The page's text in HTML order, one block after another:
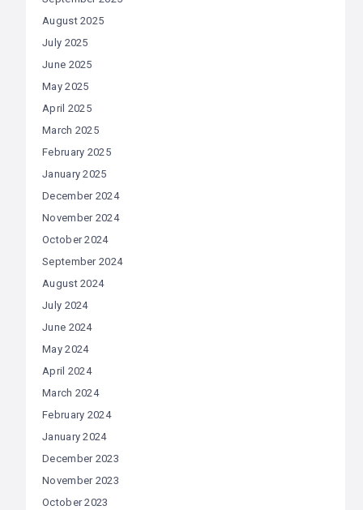
August 2025
July 2025
June 2025
May 2025
April 2025
March 2025
February 2025
January 2025
December 2024
November 2024
October 2024
September 2024
August 2024
July 2024
June 2024
May 2024
April 2024
March 2024
February 2024
January 2024
December 2023
November 2023
October 2023